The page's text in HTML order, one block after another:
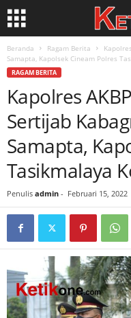
Beranda Ragam Berita
Samapta, Kapolsek Cineam Polres
RAGAM BERITA
Kapolres
Sertijab
Samapta,
Tasikmalaya
Penulis admin - Februari 15, 2022